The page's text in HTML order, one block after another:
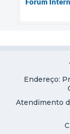
Endereço:
Atendimento